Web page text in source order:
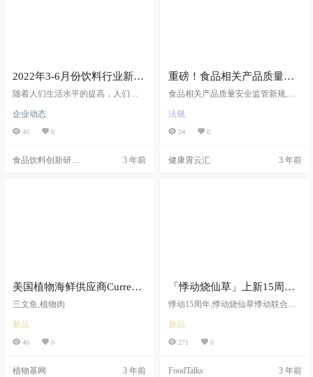
2022年3-6月份饮料行业新品
采集情况分析
随着人们生活水平的提高，人们的
变化，追求口感新颖和健康营养的
产品是未来消费趋势。很多国外食
呈现多元化发展和百花齐放的局
企业动态
46 0
食品饮料创新研究
3 年前
重磅！食品相关产品质量安
全监管新规来了（附一图读
食品相关产品质量安全监管新规,市
法规
34 0
健康霄云汇 3 年前
美国植物海鲜供应商Current
Foods推出植物基三文鱼产品
三文鱼,植物肉
新品
46 0
植物基网 3 年前
「悸动烧仙草」上新15周年
限定产品：凤芒椰椰仙草，
悸动15周年,悸动烧仙草悸动联合推
新品
271 0
FoodTalks 3 年前